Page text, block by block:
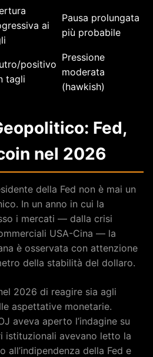
ai
Pausa prolungata
più probabile
positivo
tagli
Pressione
moderata
(hawkish)
Fed,
nel 2026
della Fed non è mai un
In un anno in cui la
i mercati — dalla crisi
USA-Cina — la
è osservata con attenzione
della stabilità del dollaro.
2026 di reagire sia agli
aspettative monetarie.
aveva aperto l’indagine su
istituzionali avevano letto la
all’indipendenza della Fed e